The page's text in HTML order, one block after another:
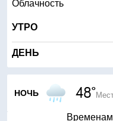
Облачность
УТРО
ДЕНЬ
НОЧЬ 48°